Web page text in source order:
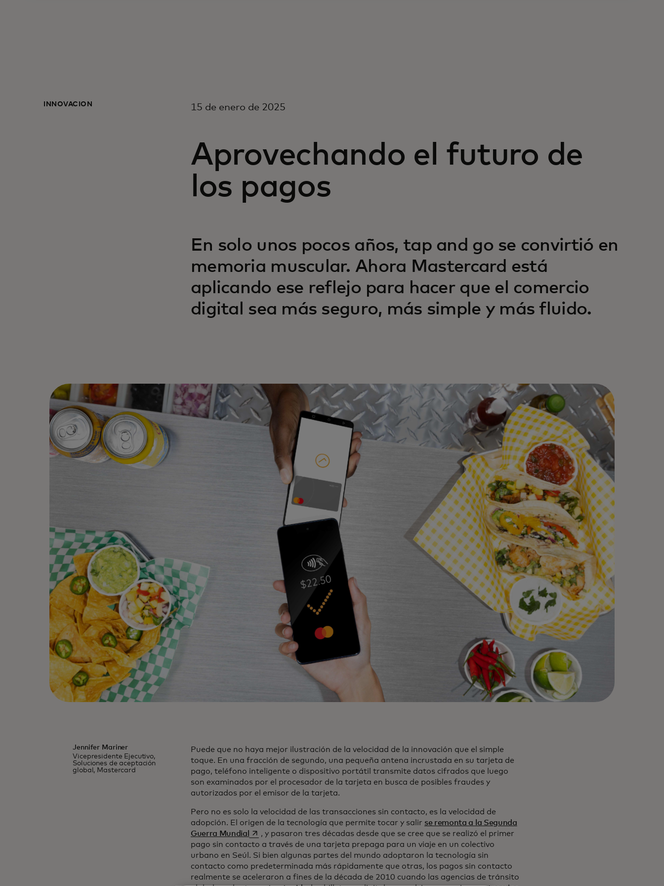
INNOVACIÓN 15 de enero de 2025
Aprovechando el futuro de
los pagos
En solo unos pocos años, tap and go se convirtió en
memoria muscular. Ahora Mastercard está
aplicando ese reflejo para hacer que el comercio
digital sea más seguro, más simple y más fluido.
Jennifer Mariner
Vicepresidente Ejecutivo,
Soluciones de aceptación
global, Mastercard
Puede que no haya mejor ilustración de la velocidad de la innovación que el simple
toque. En una fracción de segundo, una pequeña antena incrustada en su tarjeta de
pago, teléfono inteligente o dispositivo portátil transmite datos cifrados que luego
son examinados por el procesador de la tarjeta en busca de posibles fraudes y
autorizados por el emisor de la tarjeta.
Pero no es solo la velocidad de las transacciones sin contacto, es la velocidad de
adopción. El origen de la tecnología que permite tocar y salir se remonta a la Segunda
Guerra Mundial se abre en una pestaña nueva
, y pasaron tres décadas desde que se cree que se realizó el primer
pago sin contacto a través de una tarjeta prepaga para un viaje en un colectivo
urbano en Seúl. Si bien algunas partes del mundo adoptaron la tecnología sin
contacto como predeterminada más rápidamente que otras, los pagos sin contacto
realmente se aceleraron a fines de la década de 2010 cuando las agencias de tránsito